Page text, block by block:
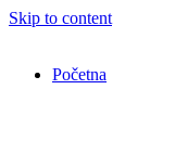
Skip to content
Početna